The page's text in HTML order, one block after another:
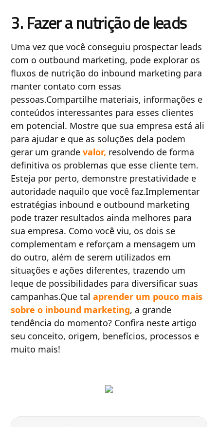
3. Fazer a nutrição de leads
Uma vez que você conseguiu prospectar leads
com o outbound marketing, pode explorar os
fluxos de nutrição do inbound marketing para
manter contato com essas
pessoas.Compartilhe materiais, informações e
conteúdos interessantes para esses clientes
em potencial. Mostre que sua empresa está ali
para ajudar e que as soluções dela podem
gerar um grandevalor, resolvendo de forma
definitiva os problemas que esse cliente tem.
Esteja por perto, demonstre prestatividade e
autoridade naquilo que você faz.Implementar
estratégias inbound e outbound marketing
pode trazer resultados ainda melhores para
sua empresa. Como você viu, os dois se
complementam e reforçam a mensagem um
do outro, além de serem utilizados em
situações e ações diferentes, trazendo um
leque de possibilidades para diversificar suas
campanhas.Que talaprender um pouco mais
sobre o inbound marketing, a grande
tendência do momento? Confira neste artigo
seu conceito, origem, benefícios, processos e
muito mais!